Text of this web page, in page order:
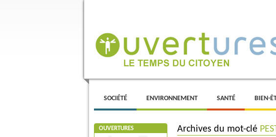
Menu principal
ALLER AU CONTENU PRINCIPAL
ALLER AU CONTENU SECONDAIRE
SOCIÉTÉ ENVIRONNEMENT SANTÉ BIEN-
OUVERTURES Archives du mot-clé